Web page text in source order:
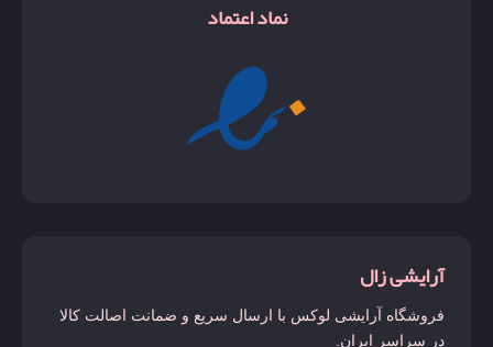
نماد اعتماد
آرایشی زال
فروشگاه آرایشی لوکس با ارسال سریع و ضمانت اصالت کالا
در سراسر ایران.